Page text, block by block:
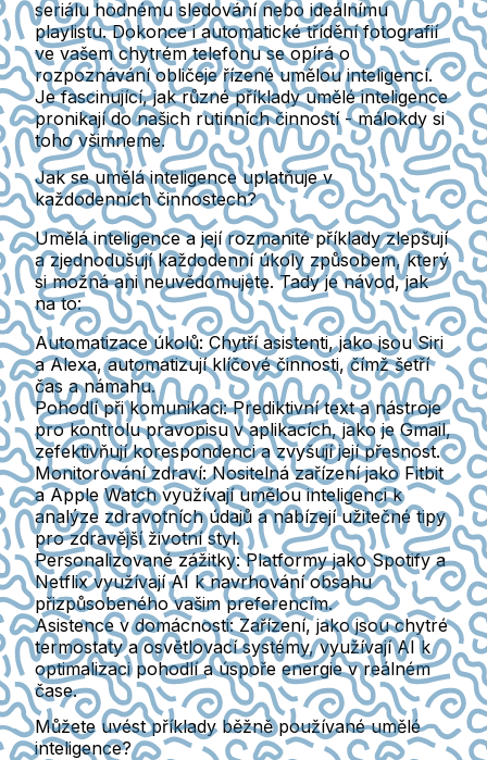
seriálu hodnému sledování nebo ideálnímu
playlistu. Dokonce i automatické třídění fotografií
ve vašem chytrém telefonu se opírá o
rozpoznávání obličeje řízené umělou inteligencí.
Je fascinující, jak různé příklady umělé inteligence
pronikají do našich rutinních činností - málokdy si
toho všimneme.
Jak se umělá inteligence uplatňuje v
každodenních činnostech?
Umělá inteligence a její rozmanité příklady zlepšují
a zjednodušují každodenní úkoly způsobem, který
si možná ani neuvědomujete. Tady je návod, jak
na to:
Automatizace úkolů:Chytří asistenti, jako jsou Siri
a Alexa, automatizují klíčové činnosti, čímž šetří
čas a námahu.
Pohodlí při komunikaci:Prediktivní text a nástroje
pro kontrolu pravopisu v aplikacích, jako je Gmail,
zefektivňují korespondenci a zvyšují její přesnost.
Monitorování zdraví:Nositelná zařízení jako Fitbit
a Apple Watch využívají umělou inteligenci k
analýze zdravotních údajů a nabízejí užitečné tipy
pro zdravější životní styl.
Personalizované zážitky:Platformy jako Spotify a
Netflix využívají AI k navrhování obsahu
přizpůsobeného vašim preferencím.
Asistence v domácnosti:Zařízení, jako jsou chytré
termostaty a osvětlovací systémy, využívají AI k
optimalizaci pohodlí a úspoře energie v reálném
čase.
Můžete uvést příklady běžně používané umělé
inteligence?